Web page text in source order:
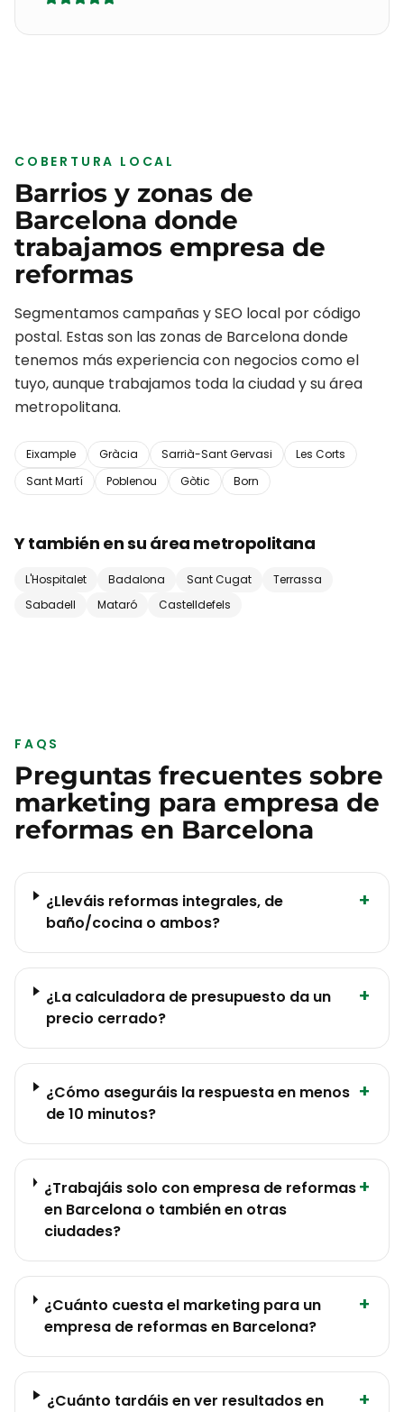
COBERTURA LOCAL
Barrios y zonas de
Barcelona donde
trabajamos empresa de
reformas
Segmentamos campañas y SEO local por código
postal. Estas son las zonas de Barcelonadonde
tenemos más experiencia con negocios como el
tuyo, aunque trabajamos toda la ciudad y su área
metropolitana.
Eixample Gràcia Sarrià-Sant Gervasi
Les Corts
Sant Martí
Poblenou Gòtic Born
Y también en su área metropolitana
L'Hospitalet Badalona Sant Cugat
Terrassa
Sabadell
Mataró Castelldefels
FAQS
Preguntas frecuentes sobre
marketing para empresa de
reformas en Barcelona
¿Lleváis reformas integrales, de
baño/cocina o ambos?
+
¿La calculadora de presupuesto da un
precio cerrado?
+
¿Cómo aseguráis la respuesta en menos
de 10 minutos?
+
¿Trabajáis solo con empresa de reformas
en Barcelona o también en otras
ciudades?
+
¿Cuánto cuesta el marketing para un
empresa de reformas en Barcelona?
+
¿Cuánto tardáis en ver resultados en +